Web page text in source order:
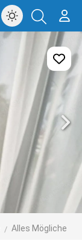
Alles Mögliche